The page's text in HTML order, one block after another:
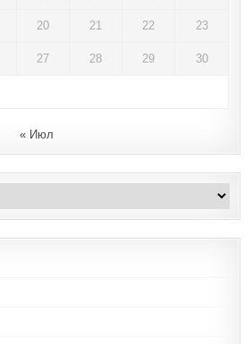
20 21 22 23
27 28 29 30
« Июл